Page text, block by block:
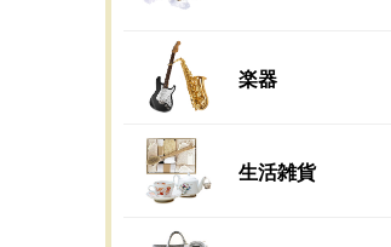
楽器
生活雑貨